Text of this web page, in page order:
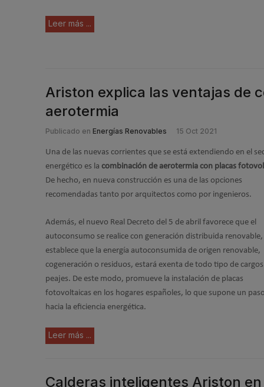
Leer más ...
Ariston explica las ventajas de
aerotermia
Publicado en Energías Renovables 15 Oct 2021
Una de las nuevas corrientes que se está extendiendo en el
energético es la combinación de aerotermia con placas
De hecho, en nueva construcción es una de las opciones
recomendadas tanto por arquitectos como por ingenieros.
Además, el nuevo Real Decreto del 5 de abril favorece que el
autoconsumo se realice con generación distribuida renovable,
establece que la energía autoconsumida de origen renovable,
cogeneración o residuos, estará exenta de todo tipo de
peajes. De este modo, promueve la instalación de placas
fotovoltaicas en los hogares españoles, lo que supone un
hacia la eficiencia energética.
Leer más ...
Calderas inteligentes Ariston